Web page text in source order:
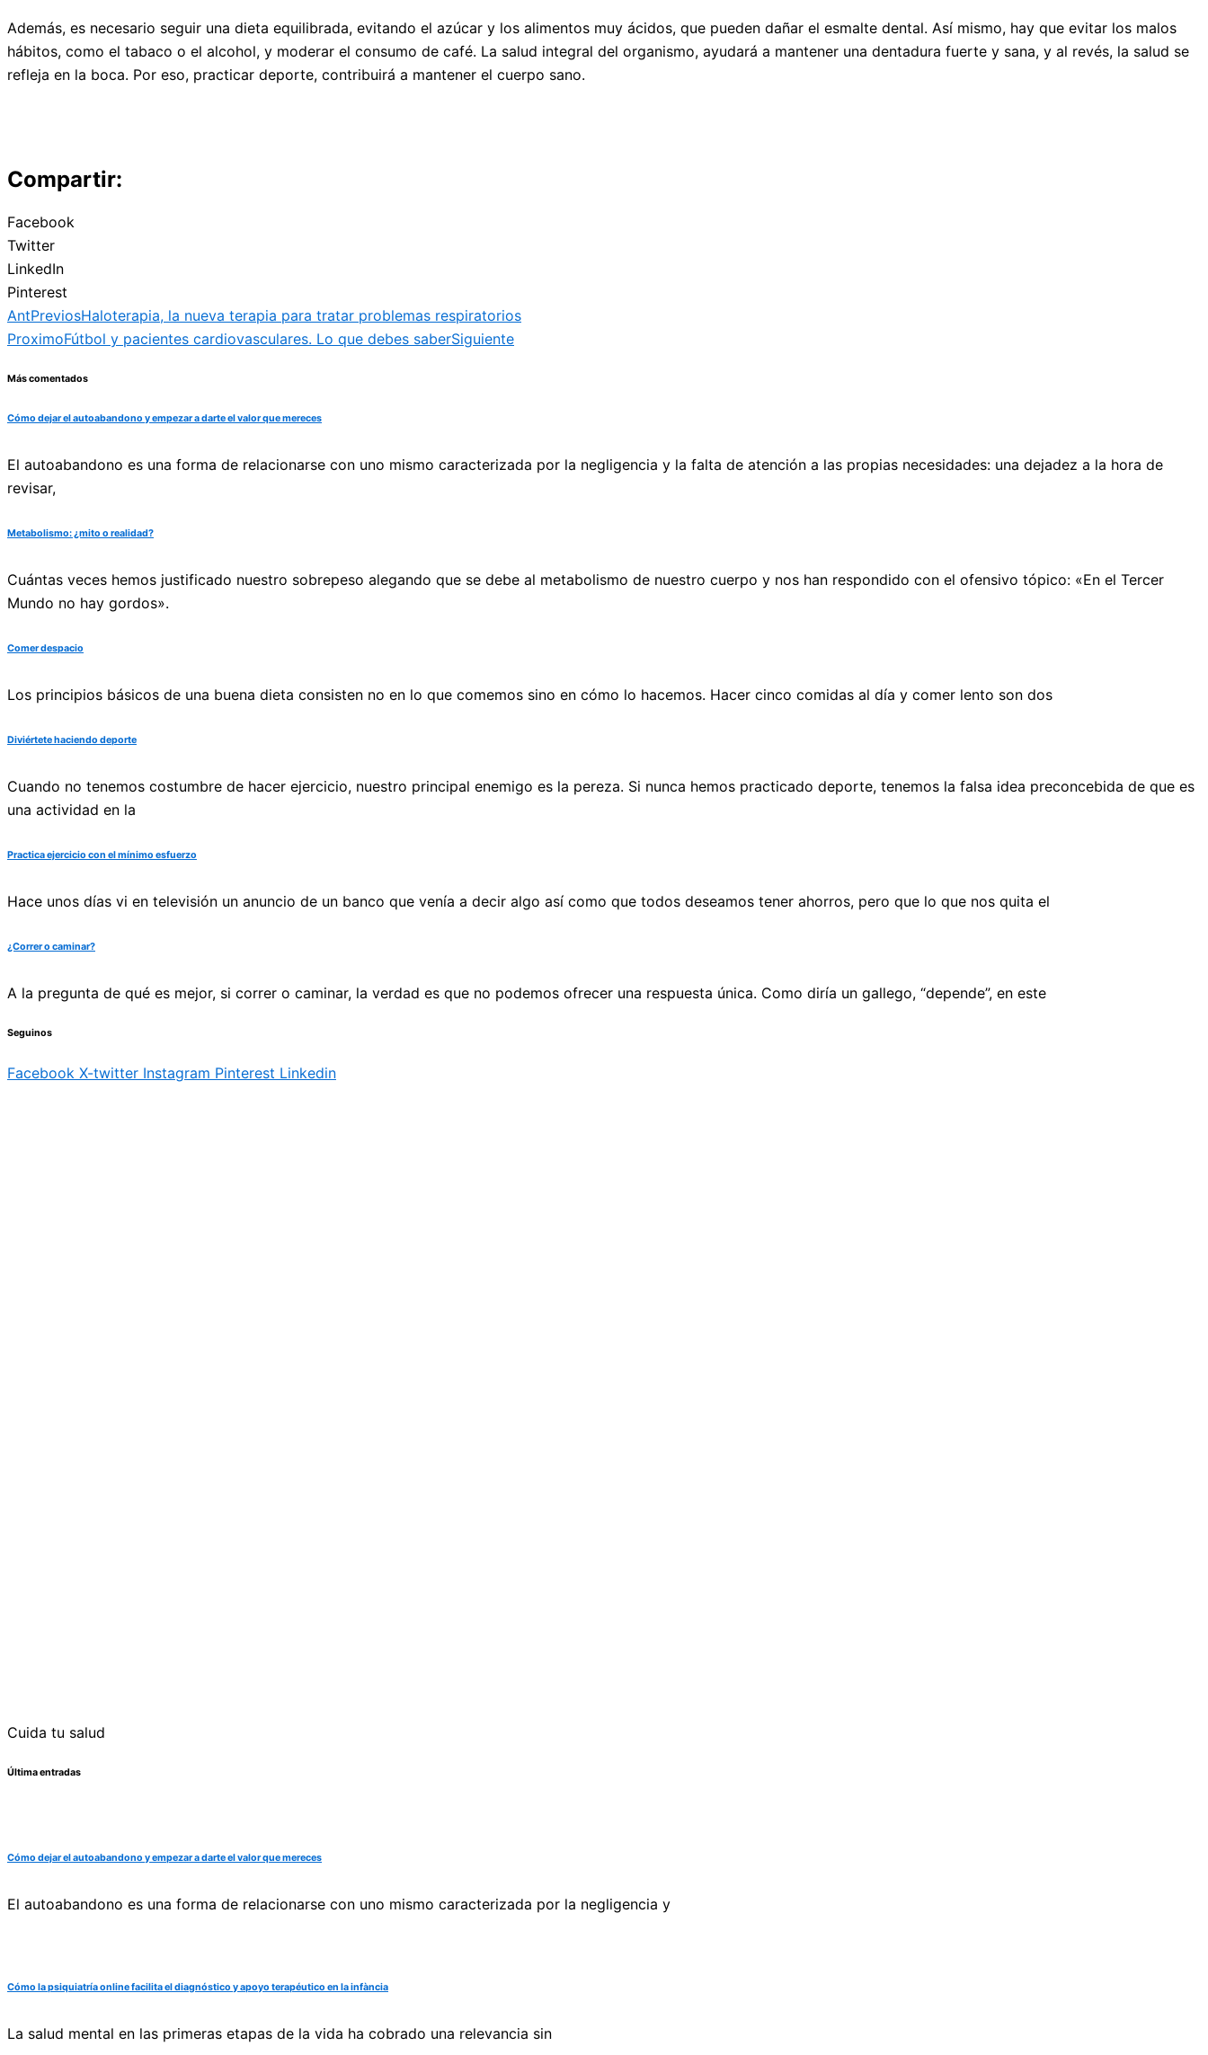
Además, es necesario seguir una dieta equilibrada, evitando el azúcar y los alimentos muy ácidos, que pueden dañar el esmalte dental. Así mismo, hay que evitar los malos
hábitos, como el tabaco o el alcohol, y moderar el consumo de café. La salud integral del organismo, ayudará a mantener una dentadura fuerte y sana, y al revés, la salud se
refleja en la boca. Por eso, practicar deporte, contribuirá a mantener el cuerpo sano.
Compartir:
Facebook
Twitter
LinkedIn
Pinterest
AntPreviosHaloterapia, la nueva terapia para tratar problemas respiratorios
ProximoFútbol y pacientes cardiovasculares. Lo que debes saberSiguiente
Más comentados
Cómo dejar el autoabandono y empezar a darte el valor que mereces
El autoabandono es una forma de relacionarse con uno mismo caracterizada por la negligencia y la falta de atención a las propias necesidades: una dejadez a la hora de
revisar,
Metabolismo: ¿mito o realidad?
Cuántas veces hemos justificado nuestro sobrepeso alegando que se debe al metabolismo de nuestro cuerpo y nos han respondido con el ofensivo tópico: «En el Tercer
Mundo no hay gordos».
Comer despacio
Los principios básicos de una buena dieta consisten no en lo que comemos sino en cómo lo hacemos. Hacer cinco comidas al día y comer lento son dos
Diviértete haciendo deporte
Cuando no tenemos costumbre de hacer ejercicio, nuestro principal enemigo es la pereza. Si nunca hemos practicado deporte, tenemos la falsa idea preconcebida de que es
una actividad en la
Practica ejercicio con el mínimo esfuerzo
Hace unos días vi en televisión un anuncio de un banco que venía a decir algo así como que todos deseamos tener ahorros, pero que lo que nos quita el
¿Correr o caminar?
A la pregunta de qué es mejor, si correr o caminar, la verdad es que no podemos ofrecer una respuesta única. Como diría un gallego, “depende”, en este
Seguinos
Facebook X-twitter Instagram Pinterest Linkedin
Cuida tu salud
Última entradas
Cómo dejar el autoabandono y empezar a darte el valor que mereces
El autoabandono es una forma de relacionarse con uno mismo caracterizada por la negligencia y
Cómo la psiquiatría online facilita el diagnóstico y apoyo terapéutico en la infància
La salud mental en las primeras etapas de la vida ha cobrado una relevancia sin